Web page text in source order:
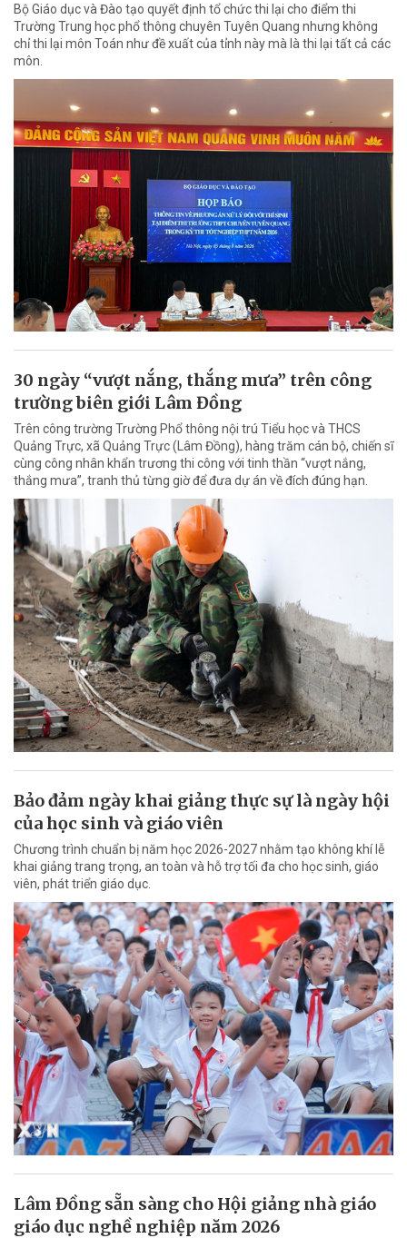
Bộ Giáo dục và Đào tạo quyết định tổ chức thi lại cho điểm thi
Trường Trung học phổ thông chuyên Tuyên Quang nhưng không
chỉ thi lại môn Toán như đề xuất của tỉnh này mà là thi lại tất cả các
môn.
30 ngày “vượt nắng, thắng mưa” trên công
trường biên giới Lâm Đồng
Trên công trường Trường Phổ thông nội trú Tiểu học và THCS
Quảng Trực, xã Quảng Trực (Lâm Đồng), hàng trăm cán bộ, chiến sĩ
cùng công nhân khẩn trương thi công với tinh thần “vượt nắng,
thắng mưa”, tranh thủ từng giờ để đưa dự án về đích đúng hạn.
Bảo đảm ngày khai giảng thực sự là ngày hội
của học sinh và giáo viên
Chương trình chuẩn bị năm học 2026-2027 nhằm tạo không khí lễ
khai giảng trang trọng, an toàn và hỗ trợ tối đa cho học sinh, giáo
viên, phát triển giáo dục.
Lâm Đồng sẵn sàng cho Hội giảng nhà giáo
giáo dục nghề nghiệp năm 2026